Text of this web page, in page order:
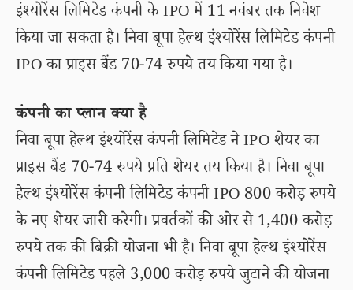
इंश्योरेंस लिमिटेड कंपनी के IPO में 11 नवंबर तक निवेश
किया जा सकता है। निवा बूपा हेल्थ इंश्योरेंस लिमिटेड कंपनी
IPO का प्राइस बैंड 70-74 रुपये तय किया गया है।
कंपनी का प्लान क्या है
निवा बूपा हेल्थ इंश्योरेंस कंपनी लिमिटेड ने IPO शेयर का
प्राइस बैंड 70-74 रुपये प्रति शेयर तय किया है। निवा बूपा
हेल्थ इंश्योरेंस कंपनी लिमिटेड कंपनी IPO 800 करोड़ रुपये
के नए शेयर जारी करेगी। प्रवर्तकों की ओर से 1,400 करोड़
रुपये तक की बिक्री योजना भी है। निवा बूपा हेल्थ इंश्योरेंस
कंपनी लिमिटेड पहले 3,000 करोड़ रुपये जुटाने की योजना